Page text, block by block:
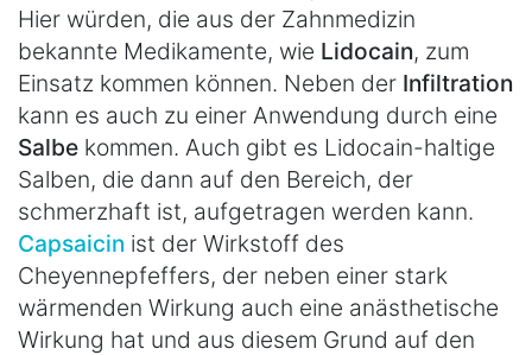
Hier würden, die aus der Zahnmedizin
bekannte Medikamente, wie Lidocain, zum
Einsatz kommen können. Neben der Infiltration
kann es auch zu einer Anwendung durch eine
Salbe kommen. Auch gibt es Lidocain-haltige
Salben, die dann auf den Bereich, der
schmerzhaft ist, aufgetragen werden kann.
Capsaicin ist der Wirkstoff des
Cheyennepfeffers, der neben einer stark
wärmenden Wirkung auch eine anästhetische
Wirkung hat und aus diesem Grund auf den